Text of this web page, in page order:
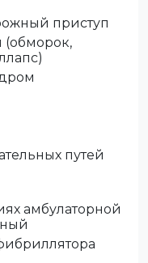
приступ
(обморок,
путей
амбулаторной